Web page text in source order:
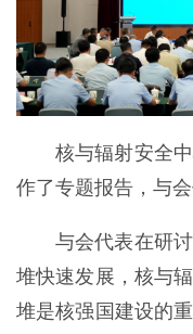
核与辐射安全
作了专题报告，与
与会代表在研
堆快速发展，核与
堆是核强国建设的